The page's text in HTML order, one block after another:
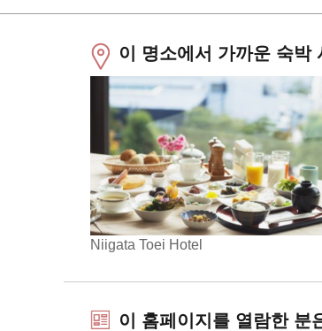
이 명소에서 가까운 숙박
Niigata Toei Hotel
이 홈페이지를 열람한 분